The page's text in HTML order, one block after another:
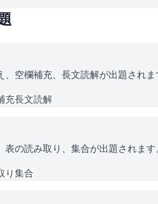
空欄補充、長文読解が出題され
充長文読解
の読み取り、集合が出題されま
り 集合